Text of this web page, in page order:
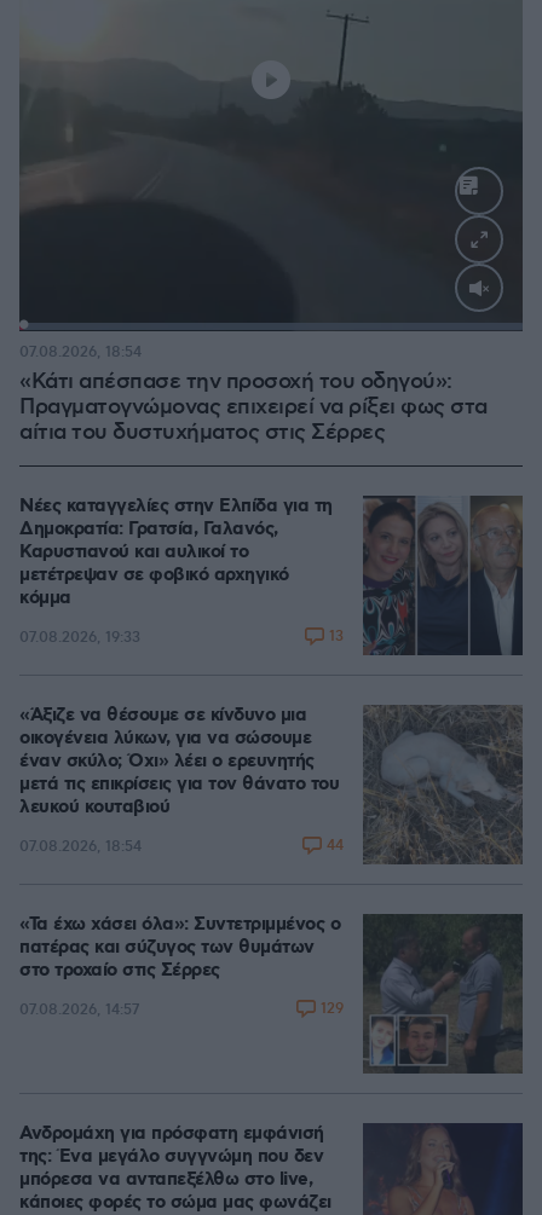
Loaded:
«Κάτι απέσπασε την προσοχή του οδηγού»:
Πραγματογνώμονας επιχειρεί να ρίξει φως στα
αίτια του δυστυχήματος στις Σέρρες
07.08.2026, 18:54
Νέες καταγγελίες στην Ελπίδα για τη
Δημοκρατία: Γρατσία, Γαλανός,
Καρυστιανού και αυλικοί το
μετέτρεψαν σε φοβικό αρχηγικό
κόμμα
07.08.2026, 19:33 13
«Άξιζε να θέσουμε σε κίνδυνο μια
οικογένεια λύκων, για να σώσουμε
έναν σκύλο; Όχι» λέει ο ερευνητής
μετά τις επικρίσεις για τον θάνατο του
λευκού κουταβιού
07.08.2026, 18:54 44
«Τα έχω χάσει όλα»: Συντετριμμένος ο
πατέρας και σύζυγος των θυμάτων
στο τροχαίο στις Σέρρες
07.08.2026, 14:57 129
Ανδρομάχη για πρόσφατη εμφάνισή
της: Ένα μεγάλο συγγνώμη που δεν
μπόρεσα να ανταπεξέλθω στο live,
κάποιες φορές το σώμα μας φωνάζει